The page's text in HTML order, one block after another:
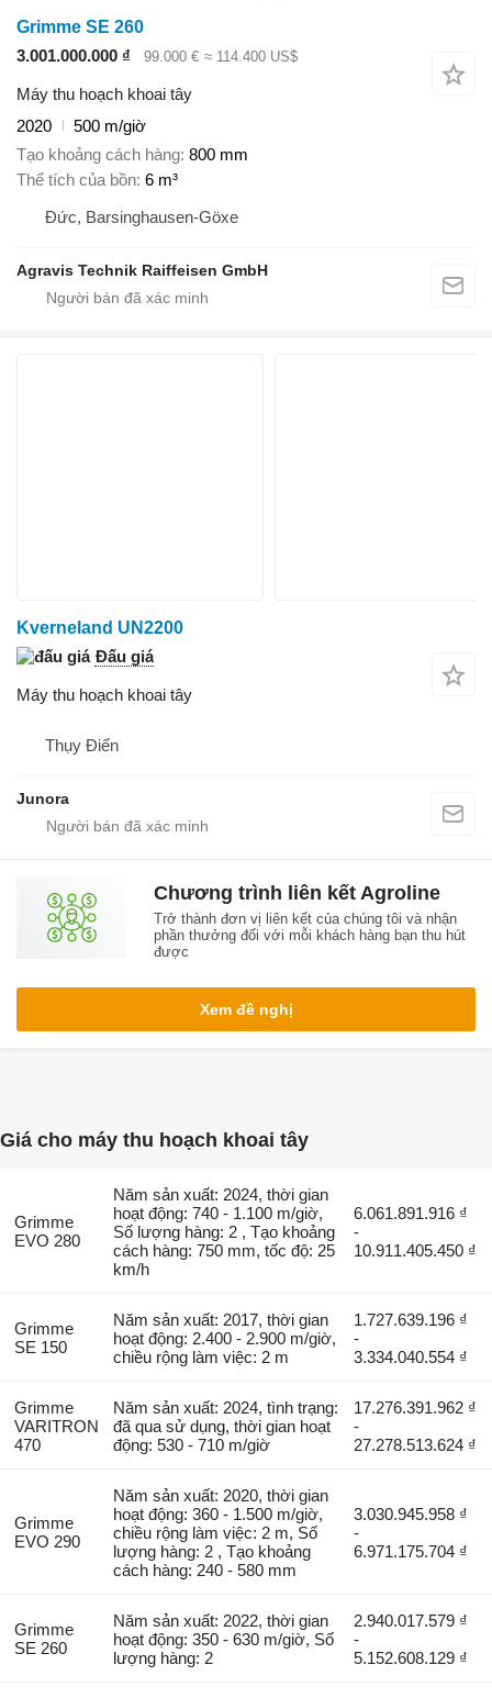
Grimme SE 260
3.001.000.000 ₫
99.000 € ≈ 114.400 US$
Máy thu hoạch khoai tây
2020
500 m/giờ
Tạo khoảng cách hàng 800 mm
Thể tích của bồn 6 m³
Đức, Barsinghausen-Göxe
Agravis Technik Raiffeisen GmbH
Kverneland UN2200
Đấu giá
Máy thu hoạch khoai tây
Thụy Điển
Junora
Chương trình liên kết Agroline
Trở thành đơn vị liên kết của chúng tôi và nhận
phần thưởng đối với mỗi khách hàng bạn thu hút
được
Xem đề nghị
Giá cho máy thu hoạch khoai tây
Grimme
EVO 280
Năm sản xuất: 2024, thời gian
hoạt động: 740 - 1.100 m/giờ,
Số lượng hàng: 2 , Tạo khoảng
cách hàng: 750 mm, tốc độ: 25
km/h
6.061.891.916 ₫
-
10.911.405.450 ₫
Grimme
SE 150
Năm sản xuất: 2017, thời gian
hoạt động: 2.400 - 2.900 m/giờ,
chiều rộng làm việc: 2 m
1.727.639.196 ₫
-
3.334.040.554 ₫
Grimme
VARITRON
470
Năm sản xuất: 2024, tình trạng:
đã qua sử dụng, thời gian hoạt
động: 530 - 710 m/giờ
17.276.391.962 ₫
-
27.278.513.624 ₫
Grimme
EVO 290
Năm sản xuất: 2020, thời gian
hoạt động: 360 - 1.500 m/giờ,
chiều rộng làm việc: 2 m, Số
lượng hàng: 2 , Tạo khoảng
cách hàng: 240 - 580 mm
3.030.945.958 ₫
-
6.971.175.704 ₫
Grimme
SE 260
Năm sản xuất: 2022, thời gian
hoạt động: 350 - 630 m/giờ, Số
lượng hàng: 2
2.940.017.579 ₫
-
5.152.608.129 ₫